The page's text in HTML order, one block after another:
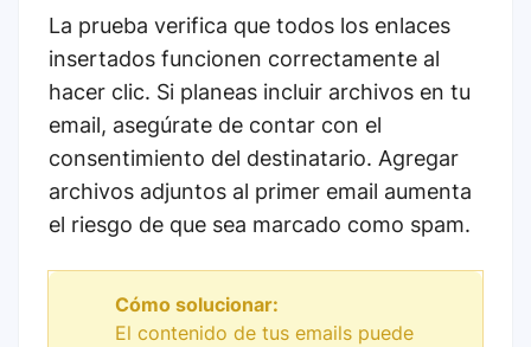
La prueba verifica que todos los enlaces
insertados funcionen correctamente al
hacer clic. Si planeas incluir archivos en tu
email, asegúrate de contar con el
consentimiento del destinatario. Agregar
archivos adjuntos al primer email aumenta
el riesgo de que sea marcado como spam.
Cómo solucionar:
El contenido de tus emails puede